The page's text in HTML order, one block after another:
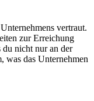
vertraut.
zur Erreichung
du nicht nur an der
was das Unternehmen